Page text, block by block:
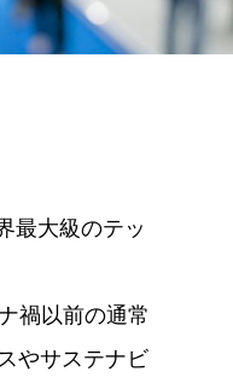
最大級のテッ
禍以前の通常
やサステナビ